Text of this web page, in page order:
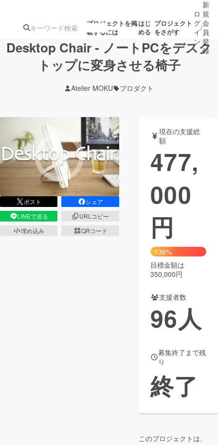
プロジェクトを掲
載するには
はじ
める
プロジェクト
をさがす
ジェクト
募集終了が近いプ
ロジェクト
アート・写真 音楽
テクノロジー・ガジェット ゲーム・サ
映像・映画
ビジネス・起業
まちづくり・地域活性化
CAMPFIRE Creation
コミュニティ
ロ
グ
イ
ン
/
新
規
会
員
登
録
Desktop Chair - ノートPCをデスク
トップに変身させる椅子
Atelier MOKU プロダクト
ポスト
シェア
LINEで送る
URLコピー
埋め込み
QRコード
現在の支援総
額
477,
000
円
136%
目標金額は
350,000円
支援者数
96人
募集終了まで残
り
終了
このプロジェクトは、